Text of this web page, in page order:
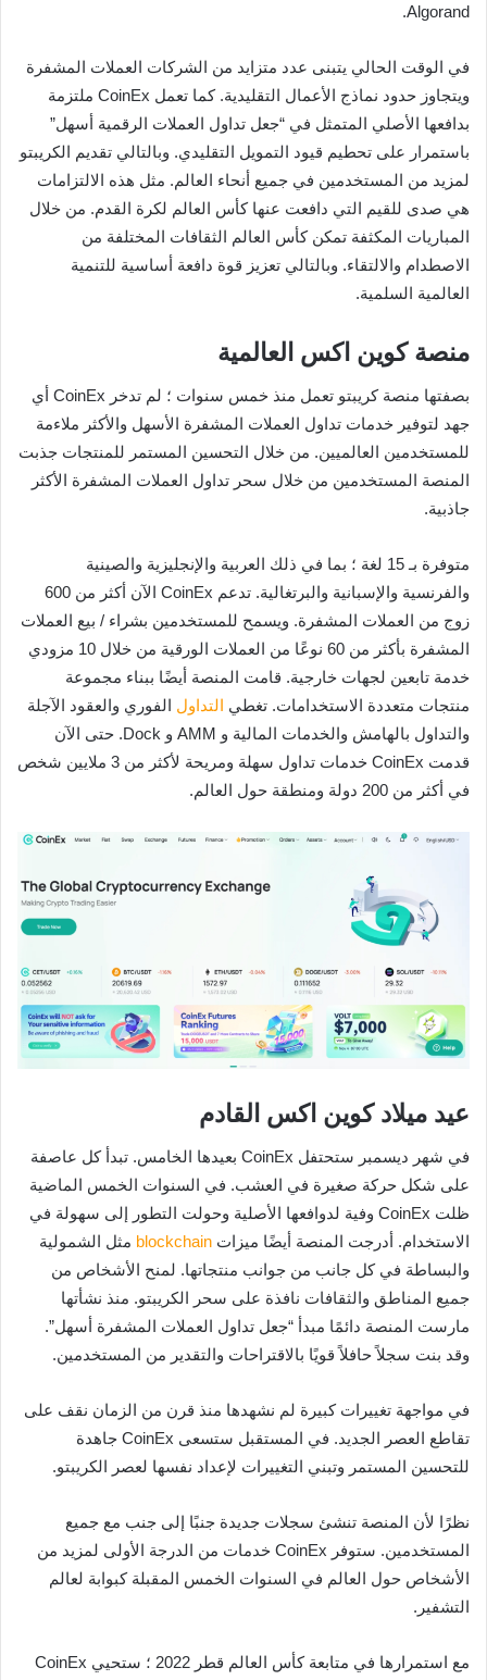
Algorand.
في الوقت الحالي يتبنى عدد متزايد من الشركات العملات المشفرة
ويتجاوز حدود نماذج الأعمال التقليدية. كما تعمل CoinEx ملتزمة
بدافعها الأصلي المتمثل في “جعل تداول العملات الرقمية أسهل”
باستمرار على تحطيم قيود التمويل التقليدي. وبالتالي تقديم الكريبتو
لمزيد من المستخدمين في جميع أنحاء العالم. مثل هذه الالتزامات
هي صدى للقيم التي دافعت عنها كأس العالم لكرة القدم. من خلال
المباريات المكثفة تمكن كأس العالم الثقافات المختلفة من
الاصطدام والالتقاء. وبالتالي تعزيز قوة دافعة أساسية للتنمية
العالمية السلمية.
منصة كوين اكس العالمية
بصفتها منصة كريبتو تعمل منذ خمس سنوات ؛ لم تدخر CoinEx أي
جهد لتوفير خدمات تداول العملات المشفرة الأسهل والأكثر ملاءمة
للمستخدمين العالميين. من خلال التحسين المستمر للمنتجات جذبت
المنصة المستخدمين من خلال سحر تداول العملات المشفرة الأكثر
جاذبية.
متوفرة بـ 15 لغة ؛ بما في ذلك العربية والإنجليزية والصينية
والفرنسية والإسبانية والبرتغالية. تدعم CoinEx الآن أكثر من 600
زوج من العملات المشفرة. ويسمح للمستخدمين بشراء / بيع العملات
المشفرة بأكثر من 60 نوعًا من العملات الورقية من خلال 10 مزودي
خدمة تابعين لجهات خارجية. قامت المنصة أيضًا ببناء مجموعة
منتجات متعددة الاستخدامات. تغطي التداول الفوري والعقود الآجلة
والتداول بالهامش والخدمات المالية و AMM و Dock. حتى الآن
قدمت CoinEx خدمات تداول سهلة ومريحة لأكثر من 3 ملايين شخص
في أكثر من 200 دولة ومنطقة حول العالم.
عيد ميلاد كوين اكس القادم
في شهر ديسمبر ستحتفل CoinEx بعيدها الخامس. تبدأ كل عاصفة
على شكل حركة صغيرة في العشب. في السنوات الخمس الماضية
ظلت CoinEx وفية لدوافعها الأصلية وحولت التطور إلى سهولة في
الاستخدام. أدرجت المنصة أيضًا ميزات blockchain مثل الشمولية
والبساطة في كل جانب من جوانب منتجاتها. لمنح الأشخاص من
جميع المناطق والثقافات نافذة على سحر الكريبتو. منذ نشأتها
مارست المنصة دائمًا مبدأ “جعل تداول العملات المشفرة أسهل”.
وقد بنت سجلاً حافلاً قويًا بالاقتراحات والتقدير من المستخدمين.
في مواجهة تغييرات كبيرة لم نشهدها منذ قرن من الزمان نقف على
تقاطع العصر الجديد. في المستقبل ستسعى CoinEx جاهدة
للتحسين المستمر وتبني التغييرات لإعداد نفسها لعصر الكريبتو.
نظرًا لأن المنصة تنشئ سجلات جديدة جنبًا إلى جنب مع جميع
المستخدمين. ستوفر CoinEx خدمات من الدرجة الأولى لمزيد من
الأشخاص حول العالم في السنوات الخمس المقبلة كبوابة لعالم
التشفير.
مع استمرارها في متابعة كأس العالم قطر 2022 ؛ ستحيي CoinEx